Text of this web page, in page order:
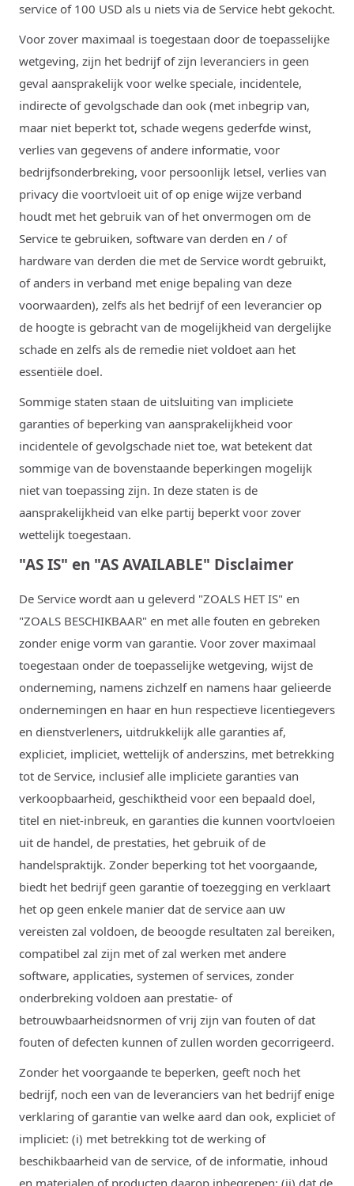
service of 100 USD als u niets via de Service hebt gekocht.
Voor zover maximaal is toegestaan ​​door de toepasselijke
wetgeving, zijn het bedrijf of zijn leveranciers in geen
geval aansprakelijk voor welke speciale, incidentele,
indirecte of gevolgschade dan ook (met inbegrip van,
maar niet beperkt tot, schade wegens gederfde winst,
verlies van gegevens of andere informatie, voor
bedrijfsonderbreking, voor persoonlijk letsel, verlies van
privacy die voortvloeit uit of op enige wijze verband
houdt met het gebruik van of het onvermogen om de
Service te gebruiken, software van derden en / of
hardware van derden die met de Service wordt gebruikt,
of anders in verband met enige bepaling van deze
voorwaarden), zelfs als het bedrijf of een leverancier op
de hoogte is gebracht van de mogelijkheid van dergelijke
schade en zelfs als de remedie niet voldoet aan het
essentiële doel.
Sommige staten staan ​​de uitsluiting van impliciete
garanties of beperking van aansprakelijkheid voor
incidentele of gevolgschade niet toe, wat betekent dat
sommige van de bovenstaande beperkingen mogelijk
niet van toepassing zijn. In deze staten is de
aansprakelijkheid van elke partij beperkt voor zover
wettelijk toegestaan.
"AS IS" en "AS AVAILABLE" Disclaimer
De Service wordt aan u geleverd "ZOALS HET IS" en
"ZOALS BESCHIKBAAR" en met alle fouten en gebreken
zonder enige vorm van garantie. Voor zover maximaal
toegestaan ​​onder de toepasselijke wetgeving, wijst de
onderneming, namens zichzelf en namens haar gelieerde
ondernemingen en haar en hun respectieve licentiegevers
en dienstverleners, uitdrukkelijk alle garanties af,
expliciet, impliciet, wettelijk of anderszins, met betrekking
tot de Service, inclusief alle impliciete garanties van
verkoopbaarheid, geschiktheid voor een bepaald doel,
titel en niet-inbreuk, en garanties die kunnen voortvloeien
uit de handel, de prestaties, het gebruik of de
handelspraktijk. Zonder beperking tot het voorgaande,
biedt het bedrijf geen garantie of toezegging en verklaart
het op geen enkele manier dat de service aan uw
vereisten zal voldoen, de beoogde resultaten zal bereiken,
compatibel zal zijn met of zal werken met andere
software, applicaties, systemen of services, zonder
onderbreking voldoen aan prestatie- of
betrouwbaarheidsnormen of vrij zijn van fouten of dat
fouten of defecten kunnen of zullen worden gecorrigeerd.
Zonder het voorgaande te beperken, geeft noch het
bedrijf, noch een van de leveranciers van het bedrijf enige
verklaring of garantie van welke aard dan ook, expliciet of
impliciet: (i) met betrekking tot de werking of
beschikbaarheid van de service, of de informatie, inhoud
en materialen of producten daarop inbegrepen; (ii) dat de